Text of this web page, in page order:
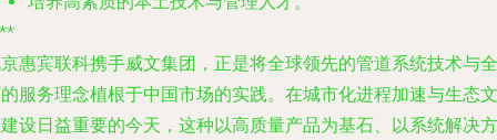
惠宾联科携手威文集团，正是将全球领先的管道系统技术与全
服务理念植根于中国市场的实践。在城市化进程加速与生态文
设日益重要的今天，这种以高质量产品为基石、以系统解决方